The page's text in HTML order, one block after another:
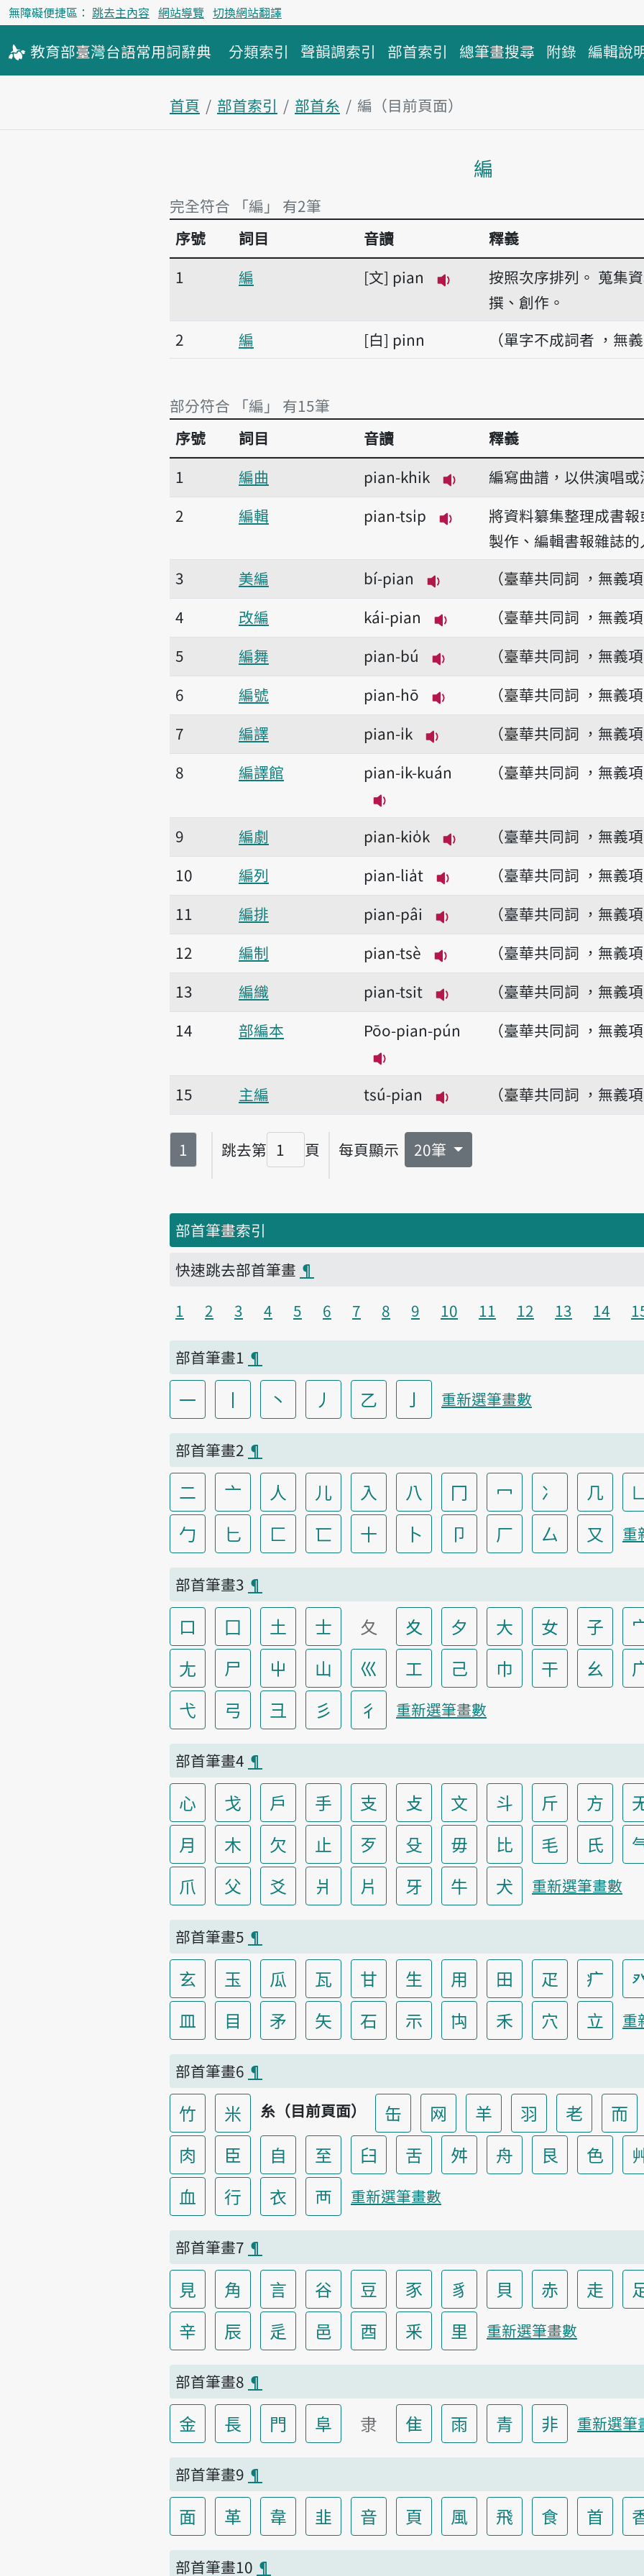
無障礙便捷區： 跳去主內容 網站導覽 切換網站翻譯
教育部臺灣台語常用詞辭典 分類索引 聲韻調索引 部首索引 總筆畫搜尋 附錄 編輯說
首頁 部首索引 部首糸
編（目前頁面）
編
完全符合 「編」 有2筆
完全符合 「編」 有2筆
序號 詞目 音讀
釋義
1
編 文 pian
播放音讀pian
按照次序排列。 蒐集
撰、創作。
2
編 白 pinn （單字不成詞者 ，無義
部分符合 「編」 有15筆
部分符合 「編」 有15筆
序號 詞目 音讀
釋義
1
編曲
pian-khik
播放音讀pian-khik
編寫曲譜，以供演唱或
2
編輯
pian-tsi̍p
播放音讀pian-tsi̍p
將資料纂集整理成書報
製作、編輯書報雜誌的
3
美編
bí-pian
播放音讀bí-pian
（臺華共同詞 ，無義項
4
改編
kái-pian
播放音讀kái-pian
（臺華共同詞 ，無義項
5
編舞
pian-bú
播放音讀pian-bú
（臺華共同詞 ，無義項
6
編號
pian-hō
播放音讀pian-hō
（臺華共同詞 ，無義項
7
編譯
pian-i̍k
播放音讀pian-i̍k
（臺華共同詞 ，無義項
8
編譯館 pian-i̍k-kuán
播放音讀pian-i̍k-kuán
（臺華共同詞 ，無義項
9 編劇
pian-kio̍k
播放音讀pian-kio̍k
（臺華共同詞 ，無義項
10
編列
pian-lia̍t
播放音讀pian-lia̍t
（臺華共同詞 ，無義項
11
編排
pian-pâi
播放音讀pian-pâi
（臺華共同詞 ，無義項
12
編制
pian-tsè
播放音讀pian-tsè
（臺華共同詞 ，無義項
13
編織
pian-tsit
播放音讀pian-tsit
（臺華共同詞 ，無義項
14
部編本 Pōo-pian-pún
播放音讀Pōo-pian-pún
（臺華共同詞 ，無義項
15 主編
tsú-pian
播放音讀tsú-pian
（臺華共同詞 ，無義項
第
1 跳去第
頁碼
頁 每頁顯示 20筆
部首筆畫索引
快速跳去部首筆畫 ¶
1
2 3 4 5 6 7 8 9 10 11 12 13 14
部首筆畫1 ¶
一 丨 丶 丿 乙 亅 重新選筆畫數
部首筆畫2 ¶
二 亠 人 儿 入 八 冂 冖 冫 几
勹
匕 匚 匸 十 卜 卩 厂 厶 又 重
部首筆畫3 ¶
口 囗 土 士 夂 夊 夕 大 女 子
尢
尸 屮 山 巛 工 己 巾 干 幺
弋
弓 彐 彡 彳 重新選筆畫數
部首筆畫4 ¶
心 戈 戶 手 支 攴 文 斗 斤 方
月
木 欠 止 歹 殳 毋 比 毛 氏
爪
父 爻 爿 片 牙 牛 犬 重新選筆畫數
部首筆畫5 ¶
玄 玉 瓜 瓦 甘 生 用 田 疋 疒
皿
目 矛 矢 石 示 禸 禾 穴 立 重
部首筆畫6 ¶
竹 米 糸（目前頁面） 缶 网 羊 羽 老 而
肉
臣 自 至 臼 舌 舛 舟 艮 色
血
行 衣 襾 重新選筆畫數
部首筆畫7 ¶
見 角 言 谷 豆 豕 豸 貝 赤 走
辛
辰 辵 邑 酉 釆 里 重新選筆畫數
部首筆畫8 ¶
金 長 門 阜 隶 隹 雨 青 非 重新選筆
部首筆畫9 ¶
面 革 韋 韭 音 頁 風 飛 食 首
部首筆畫10 ¶